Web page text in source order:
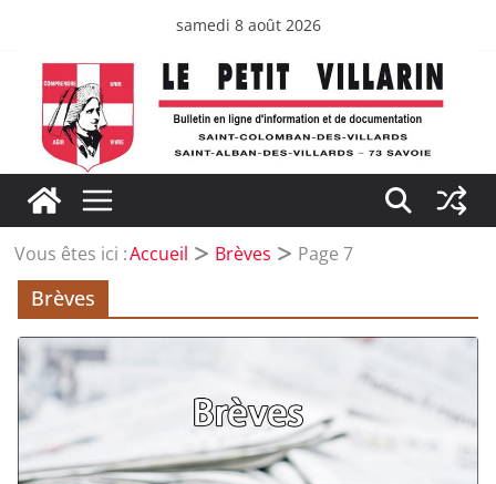
contenu
samedi 8 août 2026
Vous êtes ici :Accueil Brèves Page 7
Brèves